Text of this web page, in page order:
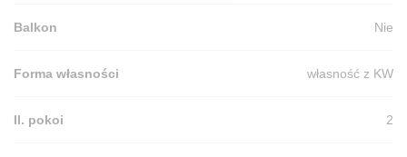
Balkon Nie
Forma własności własność z KW
Il. pokoi 2